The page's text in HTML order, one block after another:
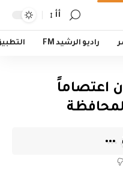
أأ
راديو الرشيد FM
اعتصاماً